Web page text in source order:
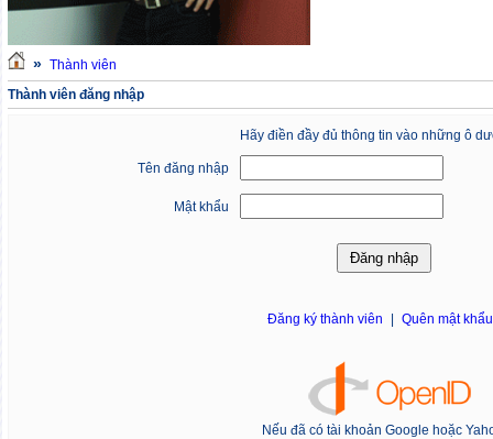
» Thành viên
Thành viên đăng nhập
Hãy điền đầy đủ thông tin vào những ô
Tên đăng nhập
Mật khẩu
Đăng ký thành viên Quên mật
Nếu đã có tài khoản Google hoặc